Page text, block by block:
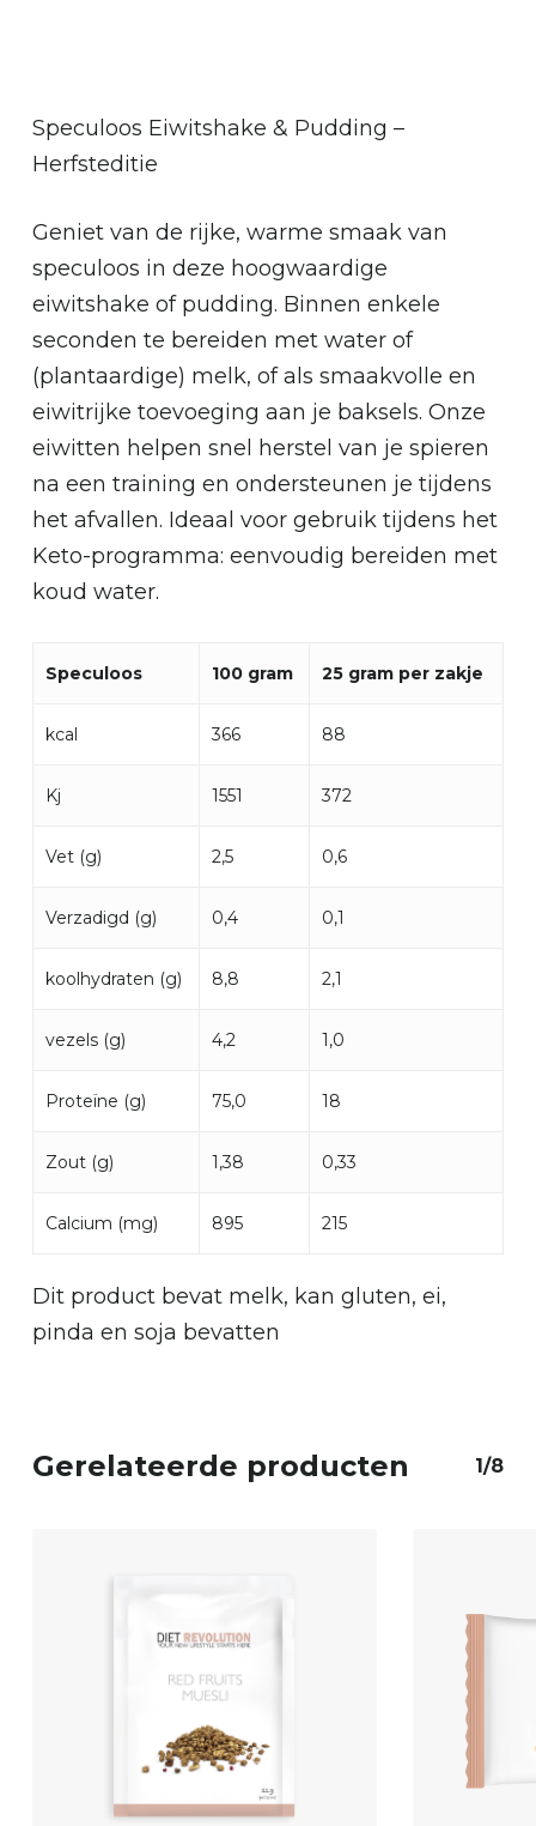
Speculoos Eiwitshake & Pudding –
Herfsteditie
Geniet van de rijke, warme smaak van
speculoos in deze hoogwaardige
eiwitshake of pudding. Binnen enkele
seconden te bereiden met water of
(plantaardige) melk, of als smaakvolle en
eiwitrijke toevoeging aan je baksels. Onze
eiwitten helpen snel herstel van je spieren
na een training en ondersteunen je tijdens
het afvallen. Ideaal voor gebruik tijdens het
Keto-programma: eenvoudig bereiden met
koud water.
Speculoos 100 gram 25 gram per zakje
kcal 366 88
Kj 1551 372
Vet (g) 2,5 0,6
Verzadigd (g) 0,4 0,1
koolhydraten (g) 8,8 2,1
vezels (g) 4,2 1,0
Proteïne (g) 75,0 18
Zout (g) 1,38 0,33
Calcium (mg) 895 215
Dit product bevat melk, kan gluten, ei,
pinda en soja bevatten
Gerelateerde producten 1/8